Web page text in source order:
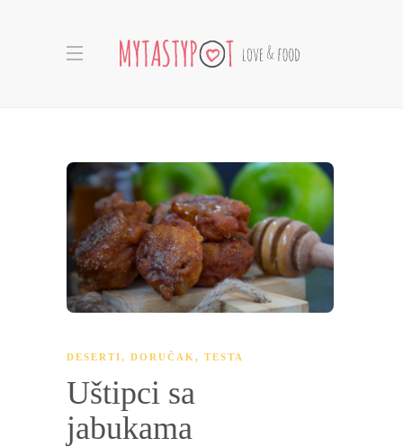
DESERTI, DORUČAK , TESTA
Uštipci sa
jabukama